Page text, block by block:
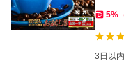
5%
3日以